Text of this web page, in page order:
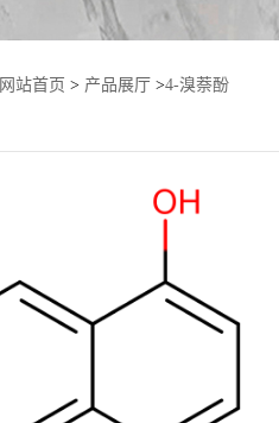
网站首页 > 产品展厅 >4-溴萘酚